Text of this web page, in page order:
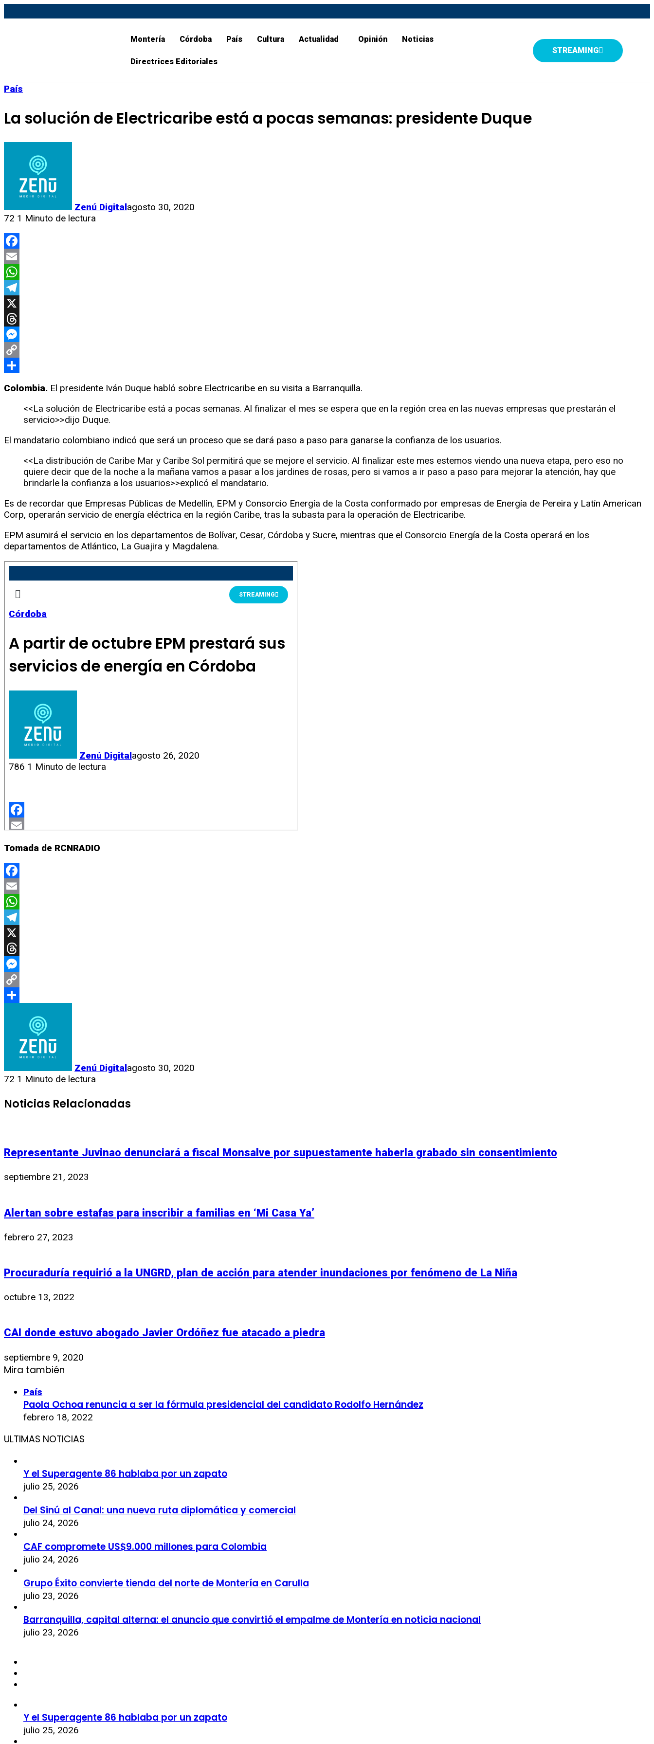
Montería Córdoba País Cultura Actualidad Opinión Noticias
Directrices Editoriales
STREAMING
País
La solución de Electricaribe está a pocas semanas: presidente Duque
Zenú Digitalagosto 30, 2020
72 1 Minuto de lectura
Facebook
Email
WhatsApp
Telegram
X
Threads
Messenger
Copy
Colombia. El presidente Iván Duque habló sobre Electricaribe en su visita a Barranquilla.
<<La solución de Electricaribe está a pocas semanas. Al finalizar el mes se espera que en la región crea en las nuevas empresas que prestarán el
servicio>>dijo Duque.
El mandatario colombiano indicó que será un proceso que se dará paso a paso para ganarse la confianza de los usuarios.
<<La distribución de Caribe Mar y Caribe Sol permitirá que se mejore el servicio. Al finalizar este mes estemos viendo una nueva etapa, pero eso no
quiere decir que de la noche a la mañana vamos a pasar a los jardines de rosas, pero si vamos a ir paso a paso para mejorar la atención, hay que
brindarle la confianza a los usuarios>>explicó el mandatario.
Es de recordar que Empresas Públicas de Medellín, EPM y Consorcio Energía de la Costa conformado por empresas de Energía de Pereira y Latín American
Corp, operarán servicio de energía eléctrica en la región Caribe, tras la subasta para la operación de Electricaribe.
EPM asumirá el servicio en los departamentos de Bolívar, Cesar, Córdoba y Sucre, mientras que el Consorcio Energía de la Costa operará en los
departamentos de Atlántico, La Guajira y Magdalena.
Tomada de RCNRADIO
Facebook
Email
WhatsApp
Telegram
X
Threads
Messenger
Copy
Zenú Digitalagosto 30, 2020
72 1 Minuto de lectura
Noticias Relacionadas
Representante Juvinao denunciará a fiscal Monsalve por supuestamente haberla grabado sin consentimiento
septiembre 21, 2023
Alertan sobre estafas para inscribir a familias en ‘Mi Casa Ya’
febrero 27, 2023
Procuraduría requirió a la UNGRD, plan de acción para atender inundaciones por fenómeno de La Niña
octubre 13, 2022
CAI donde estuvo abogado Javier Ordóñez fue atacado a piedra
septiembre 9, 2020
Mira también
País
Paola Ochoa renuncia a ser la fórmula presidencial del candidato Rodolfo Hernández
febrero 18, 2022
ULTIMAS NOTICIAS
Y el Superagente 86 hablaba por un zapato
julio 25, 2026
Del Sinú al Canal: una nueva ruta diplomática y comercial
julio 24, 2026
CAF compromete US$9.000 millones para Colombia
julio 24, 2026
Grupo Éxito convierte tienda del norte de Montería en Carulla
julio 23, 2026
Barranquilla, capital alterna: el anuncio que convirtió el empalme de Montería en noticia nacional
julio 23, 2026
Y el Superagente 86 hablaba por un zapato
julio 25, 2026